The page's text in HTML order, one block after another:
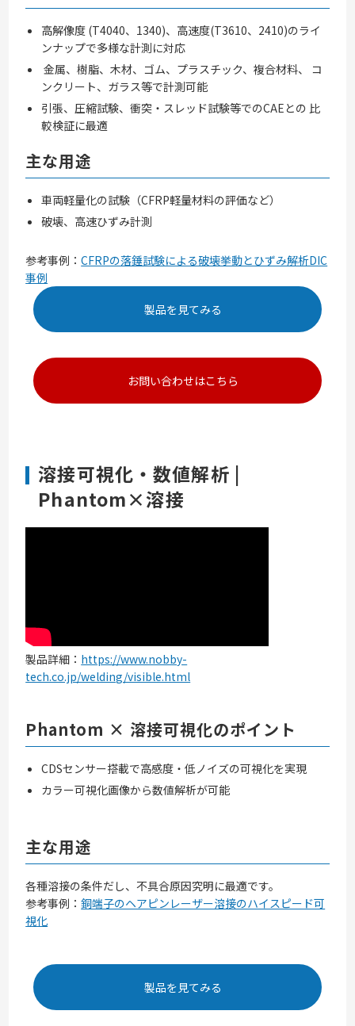
高解像度 (T4040、1340)、高速度(T3610、2410)のライ
ンナップで多様な計測に対応
金属、樹脂、木材、ゴム、プラスチック、複合材料、 コ
ンクリート、ガラス等で計測可能
引張、圧縮試験、衝突・スレッド試験等でのCAEとの 比
較検証に最適
主な用途
車両軽量化の試験（CFRP軽量材料の評価など）
破壊、高速ひずみ計測
参考事例：CFRPの落錘試験による破壊挙動とひずみ解析DIC
事例
製品を見てみる
お問い合わせはこちら
溶接可視化・数値解析 |
Phantom×溶接
製品詳細： https://www.nobby-
tech.co.jp/welding/visible.html
Phantom × 溶接可視化のポイント
CDSセンサー搭載で高感度・低ノイズの可視化を実現
カラー可視化画像から数値解析が可能
主な用途
各種溶接の条件だし、不具合原因究明に最適です。
参考事例：銅端子のヘアピンレーザー溶接のハイスピード可
視化
製品を見てみる